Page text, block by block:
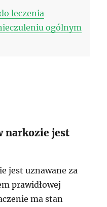
leczenia
ogólnym
narkozie jest
jest uznawane za
prawidłowej
ma stan